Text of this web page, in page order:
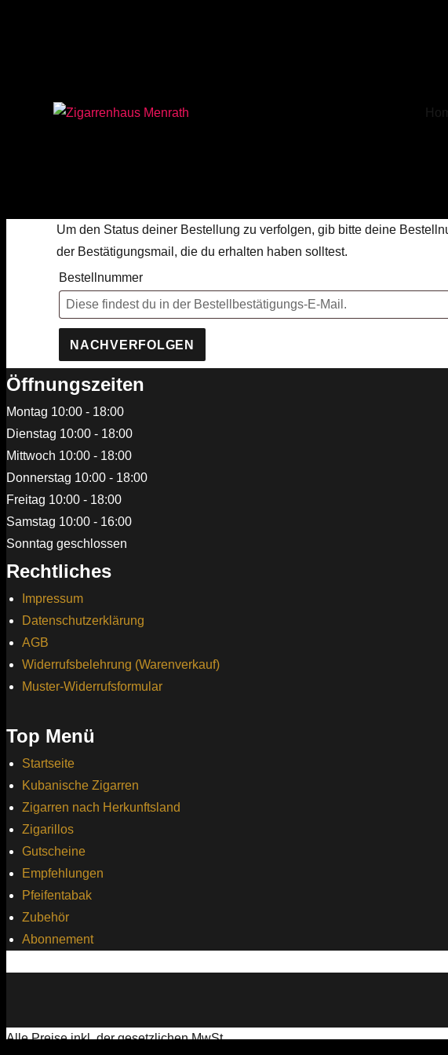
Um den Status deiner Bestellung zu verfolgen, gib bitte deine
der Bestätigungsmail, die du erhalten haben solltest.
Bestellnummer
NACHVERFOLGEN
Öffnungszeiten
Montag 10:00 - 18:00
Dienstag 10:00 - 18:00
Mittwoch 10:00 - 18:00
Donnerstag 10:00 - 18:00
Freitag 10:00 - 18:00
Samstag 10:00 - 16:00
Sonntag geschlossen
Rechtliches
Impressum
Datenschutzerklärung
AGB
Widerrufsbelehrung (Warenverkauf)
Muster-Widerrufsformular
Top Menü
Startseite
Kubanische Zigarren
Zigarren nach Herkunftsland
Zigarillos
Gutscheine
Empfehlungen
Pfeifentabak
Zubehör
Abonnement
Alle Preise inkl. der gesetzlichen MwSt.